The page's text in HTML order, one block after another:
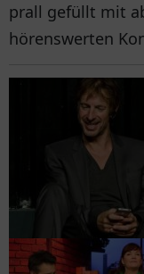
prall gefüllt mit
hörenswerten